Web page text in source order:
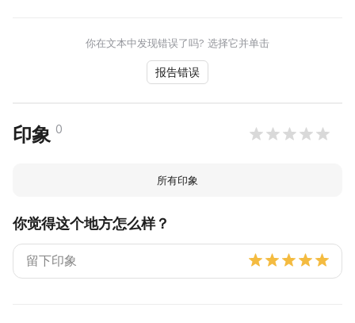
你在文本中发现错误了吗? 选择它并单击
报告错误
印象 0
所有印象
你觉得这个地方怎么样？